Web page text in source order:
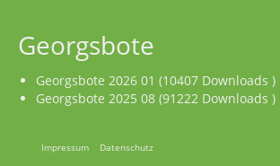
Georgsbote
Georgsbote 2026 01 (10407 Downloads )
Georgsbote 2025 08 (91222 Downloads )
Impressum
Datenschutz